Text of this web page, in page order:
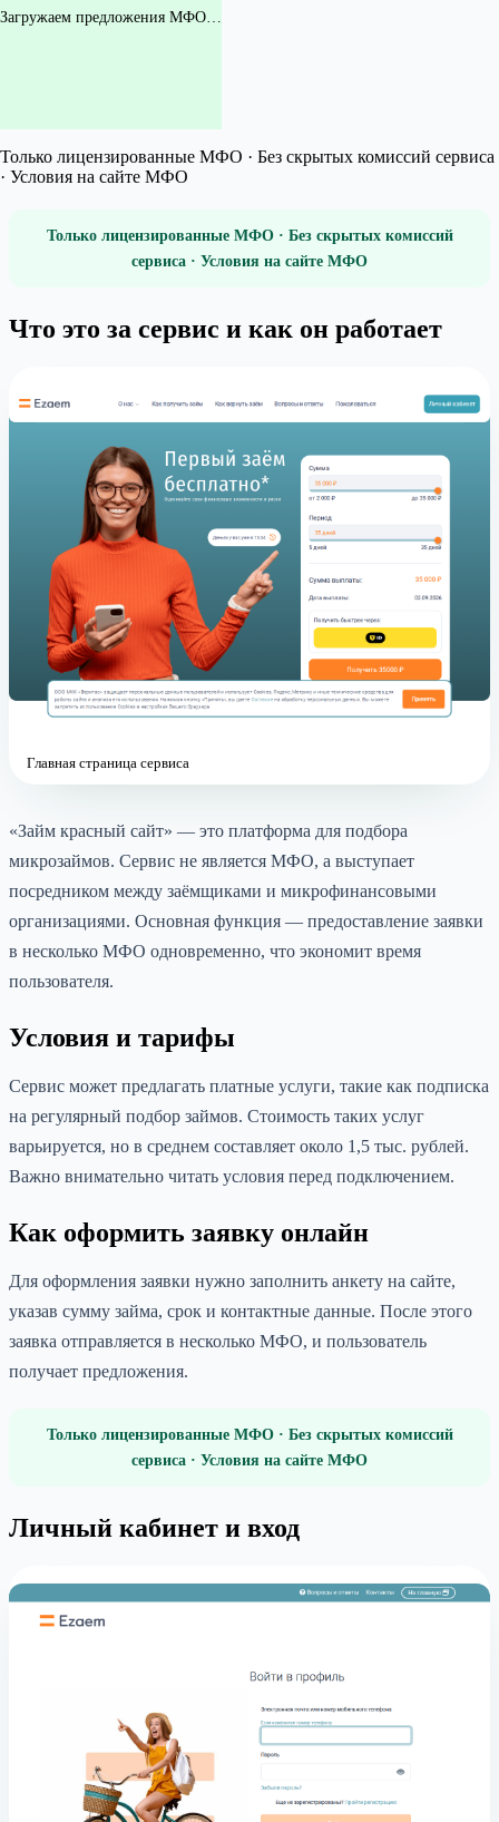
Загружаем предложения МФО…
Только лицензированные МФО · Без скрытых комиссий сервиса
· Условия на сайте МФО
Только лицензированные МФО · Без скрытых комиссий
сервиса · Условия на сайте МФО
Что это за сервис и как он работает
Главная страница сервиса
«Займ красный сайт» — это платформа для подбора
микрозаймов. Сервис не является МФО, а выступает
посредником между заёмщиками и микрофинансовыми
организациями. Основная функция — предоставление заявки
в несколько МФО одновременно, что экономит время
пользователя.
Условия и тарифы
Сервис может предлагать платные услуги, такие как подписка
на регулярный подбор займов. Стоимость таких услуг
варьируется, но в среднем составляет около 1,5 тыс. рублей.
Важно внимательно читать условия перед подключением.
Как оформить заявку онлайн
Для оформления заявки нужно заполнить анкету на сайте,
указав сумму займа, срок и контактные данные. После этого
заявка отправляется в несколько МФО, и пользователь
получает предложения.
Только лицензированные МФО · Без скрытых комиссий
сервиса · Условия на сайте МФО
Личный кабинет и вход